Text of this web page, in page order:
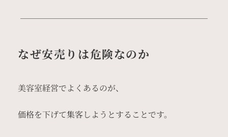
なぜ安売りは危険なのか
美容室経営でよくあるのが、
価格を下げて集客しようとすることです。